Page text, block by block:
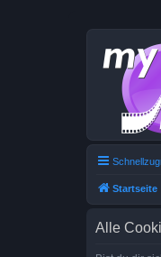
Startseite
Alle